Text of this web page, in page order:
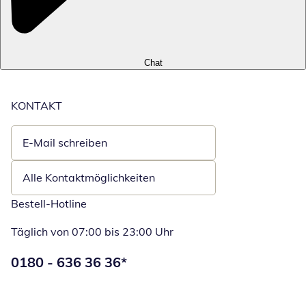
Chat
KONTAKT
E-Mail schreiben
Öffnet E-Mail-Client
Alle Kontaktmöglichkeiten
Bestell-Hotline
Täglich von 07:00 bis 23:00 Uhr
Telefonnummer:
0180 - 636 36 36*